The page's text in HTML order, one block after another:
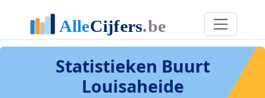
Statistieken Buurt
Louisaheide